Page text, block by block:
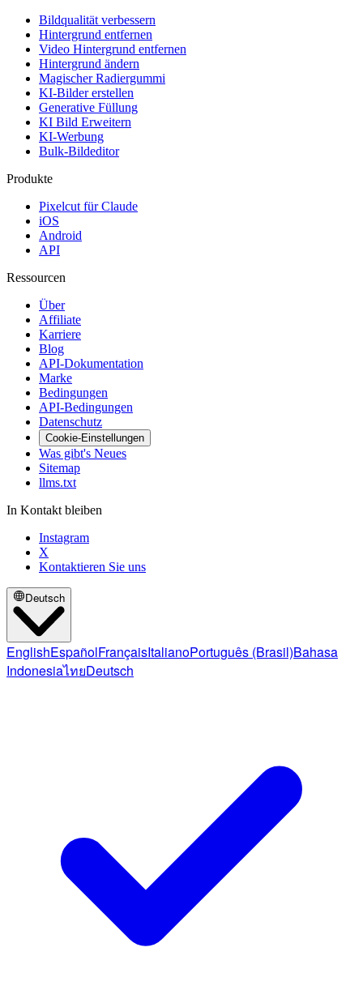
Bildqualität verbessern
Hintergrund entfernen
Video Hintergrund entfernen
Hintergrund ändern
Magischer Radiergummi
KI-Bilder erstellen
Generative Füllung
KI Bild Erweitern
KI-Werbung
Bulk-Bildeditor
Produkte
Pixelcut für Claude
iOS
Android
API
Ressourcen
Über
Affiliate
Karriere
Blog
API-Dokumentation
Marke
Bedingungen
API-Bedingungen
Datenschutz
Cookie-Einstellungen
Was gibt's Neues
Sitemap
llms.txt
In Kontakt bleiben
Instagram
X
Kontaktieren Sie uns
Deutsch
EnglishEspañolFrançaisItalianoPortuguês (Brasil)Bahasa
IndonesiaไทยDeutsch